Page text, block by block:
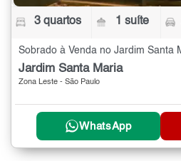
3 quartos 1 suíte
Jardim Santa Maria
Zona Leste - São Paulo
WhatsApp